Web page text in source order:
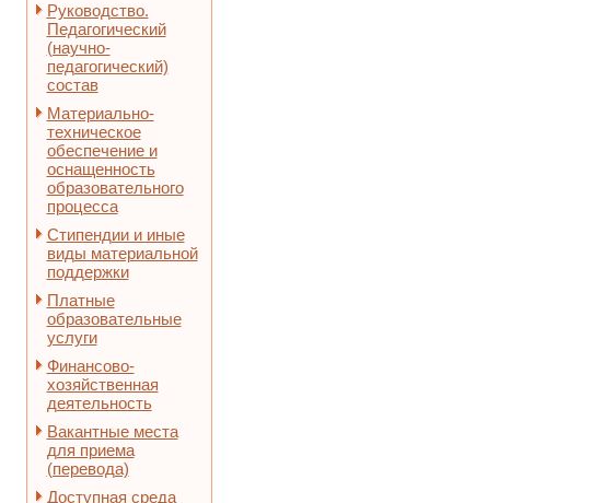
Руководство.
Педагогический
(научно-
педагогический)
состав
Материально-
техническое
обеспечение и
оснащенность
образовательного
процесса
Стипендии и иные
виды материальной
поддержки
Платные
образовательные
услуги
Финансово-
хозяйственная
деятельность
Вакантные места
для приема
(перевода)
Доступная среда